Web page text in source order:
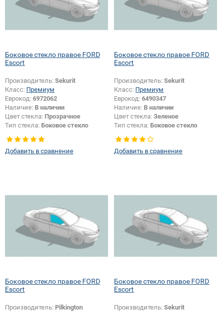
Боковое стекло правое FORD
Escort
Производитель: Sekurit
Класс: Премиум
Еврокод: 6972062
Наличие: В наличии
Цвет стекла: Прозрачное
Тип стекла: Боковое стекло
Добавить в сравнение
Боковое стекло правое FORD
Escort
Производитель:Sekurit
Класс: Премиум
Еврокод:6490347
Наличие: В наличии
Цвет стекла:Зеленое
Тип стекла: Боковое стекло
Добавить в сравнение
Боковое стекло правое FORD
Escort
Производитель: Pilkington
Боковое стекло правое FORD
Escort
Производитель:Sekurit